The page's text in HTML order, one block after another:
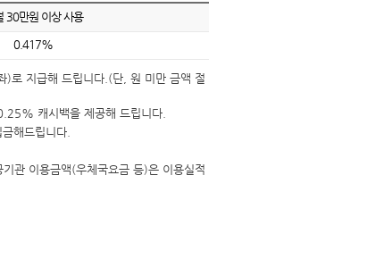
30만원 이상 사용
0.417%
)로 지급해 드립니다.(단, 원 미만 금액 절
캐시백을 제공해 드립니다.
해드립니다.
관 이용금액(우체국요금 등)은 이용실적